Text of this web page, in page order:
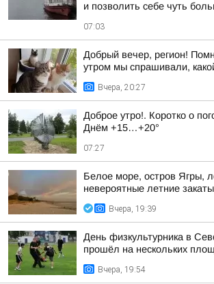
и позволить себе чуть
07:03
Добрый вечер, регион!
утром мы спрашивали,
Вчера, 20:27
Доброе утро!. Коротко о
Днём +15…+20°
07:27
Белое море, остров Ягры,
невероятные летние закаты
Вчера, 19:39
День физкультурника в
прошёл на нескольких
Вчера, 19:54